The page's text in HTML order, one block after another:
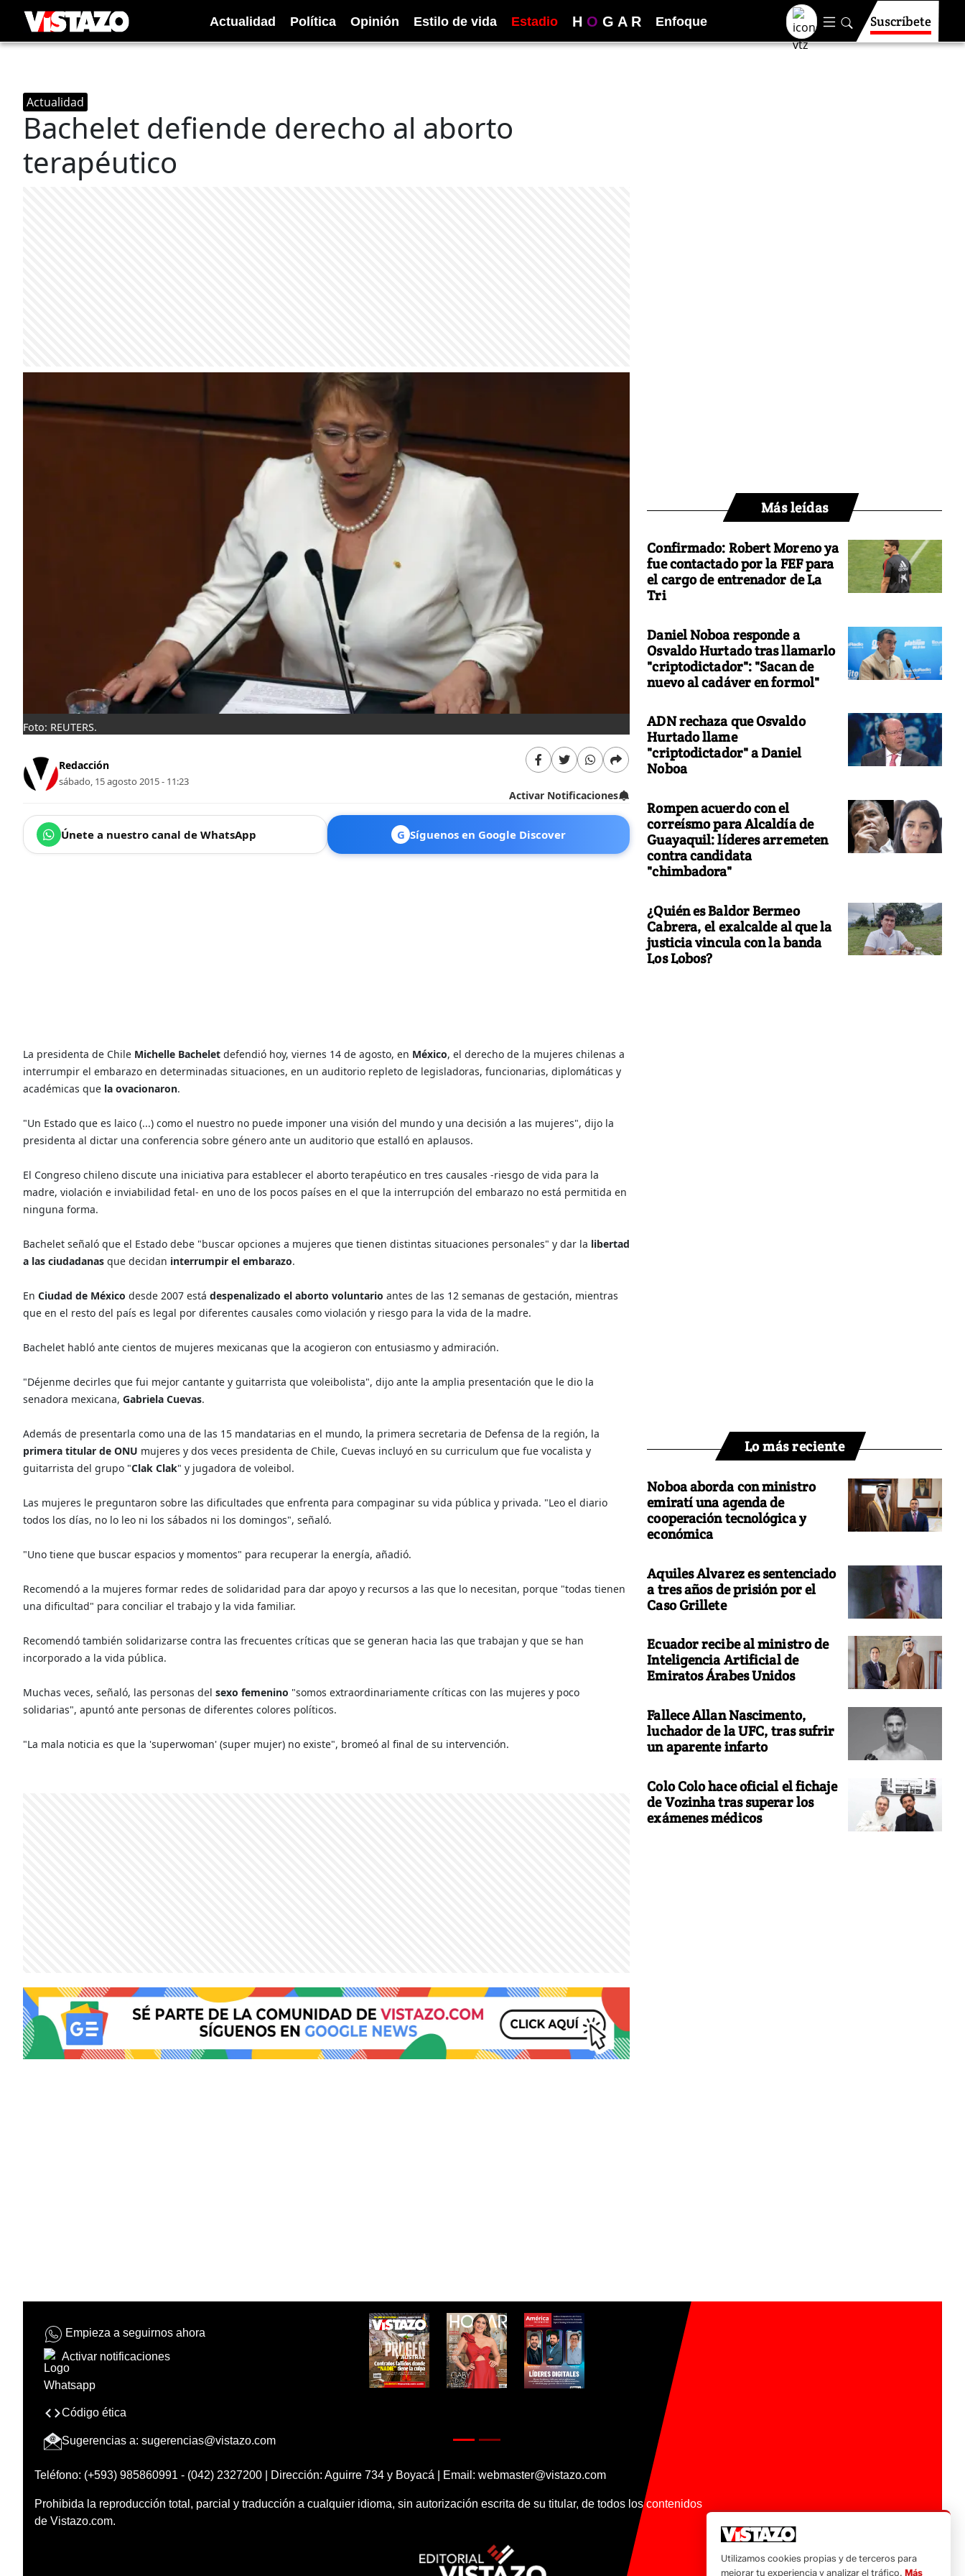
Actualidad Política Opinión Estilo de vida Estadio H O G A R Enfoque Suscríbete
Actualidad
Bachelet defiende derecho al aborto
terapéutico
Foto: REUTERS.
Redacción
sábado, 15 agosto 2015 - 11:23
Activar Notificaciones
Únete a nuestro canal de WhatsApp G Síguenos en Google Discover
La presidenta de Chile Michelle Bachelet defendió hoy, viernes 14 de agosto, en México, el derecho de la mujeres chilenas a
interrumpir el embarazo en determinadas situaciones, en un auditorio repleto de legisladoras, funcionarias, diplomáticas y
académicas que la ovacionaron.
"Un Estado que es laico (...) como el nuestro no puede imponer una visión del mundo y una decisión a las mujeres", dijo la
presidenta al dictar una conferencia sobre género ante un auditorio que estalló en aplausos.
El Congreso chileno discute una iniciativa para establecer el aborto terapéutico en tres causales -riesgo de vida para la
madre, violación e inviabilidad fetal- en uno de los pocos países en el que la interrupción del embarazo no está permitida en
ninguna forma.
Bachelet señaló que el Estado debe "buscar opciones a mujeres que tienen distintas situaciones personales" y dar la libertad
a las ciudadanas que decidan interrumpir el embarazo.
En Ciudad de México desde 2007 está despenalizado el aborto voluntario antes de las 12 semanas de gestación, mientras
que en el resto del país es legal por diferentes causales como violación y riesgo para la vida de la madre.
Bachelet habló ante cientos de mujeres mexicanas que la acogieron con entusiasmo y admiración.
"Déjenme decirles que fui mejor cantante y guitarrista que voleibolista", dijo ante la amplia presentación que le dio la
senadora mexicana, Gabriela Cuevas.
Además de presentarla como una de las 15 mandatarias en el mundo, la primera secretaria de Defensa de la región, la
primera titular de ONU mujeres y dos veces presidenta de Chile, Cuevas incluyó en su curriculum que fue vocalista y
guitarrista del grupo "Clak Clak" y jugadora de voleibol.
Las mujeres le preguntaron sobre las dificultades que enfrenta para compaginar su vida pública y privada. "Leo el diario
todos los días, no lo leo ni los sábados ni los domingos", señaló.
"Uno tiene que buscar espacios y momentos" para recuperar la energía, añadió.
Recomendó a la mujeres formar redes de solidaridad para dar apoyo y recursos a las que lo necesitan, porque "todas tienen
una dificultad" para conciliar el trabajo y la vida familiar.
Recomendó también solidarizarse contra las frecuentes críticas que se generan hacia las que trabajan y que se han
incorporado a la vida pública.
Muchas veces, señaló, las personas del sexo femenino "somos extraordinariamente críticas con las mujeres y poco
solidarias", apuntó ante personas de diferentes colores políticos.
"La mala noticia es que la 'superwoman' (super mujer) no existe", bromeó al final de su intervención.
Más leídas
Confirmado: Robert Moreno ya
fue contactado por la FEF para
el cargo de entrenador de La
Tri
Daniel Noboa responde a
Osvaldo Hurtado tras llamarlo
"criptodictador": "Sacan de
nuevo al cadáver en formol"
ADN rechaza que Osvaldo
Hurtado llame
"criptodictador" a Daniel
Noboa
Rompen acuerdo con el
correísmo para Alcaldía de
Guayaquil: líderes arremeten
contra candidata
"chimbadora"
¿Quién es Baldor Bermeo
Cabrera, el exalcalde al que la
justicia vincula con la banda
Los Lobos?
Lo más reciente
Noboa aborda con ministro
emiratí una agenda de
cooperación tecnológica y
económica
Aquiles Alvarez es sentenciado
a tres años de prisión por el
Caso Grillete
Ecuador recibe al ministro de
Inteligencia Artificial de
Emiratos Árabes Unidos
Fallece Allan Nascimento,
luchador de la UFC, tras sufrir
un aparente infarto
Colo Colo hace oficial el fichaje
de Vozinha tras superar los
exámenes médicos
Empieza a seguirnos ahora
Activar notificaciones
Código ética
Sugerencias a: sugerencias@vistazo.com
Teléfono: (+593) 985860991 - (042) 2327200 | Dirección: Aguirre 734 y Boyacá | Email: webmaster@vistazo.com
Prohibida la reproducción total, parcial y traducción a cualquier idioma, sin autorización escrita de su titular, de todos los contenidos
de Vistazo.com.
Utilizamos cookies propias y de terceros para
mejorar tu experiencia y analizar el tráfico. Más